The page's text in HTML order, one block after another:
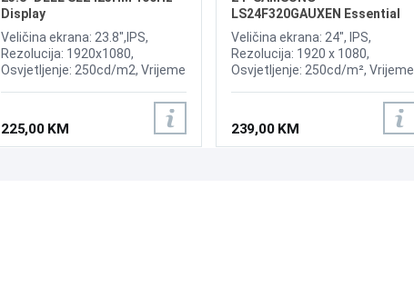
Display
Veličina ekrana: 23.8",IPS,
Rezolucija: 1920x1080,
Osvjetljenje: 250cd/m2, Vrijeme
100Hz, Priključci: HDMI, VGA.
225,00 KM
LS24F320GAUXEN Essential
S3 S32GF 120Hz Display
Veličina ekrana: 24", IPS,
Rezolucija: 1920 x 1080,
Osvjetljenje: 250cd/m², Vrijeme
239,00 KM